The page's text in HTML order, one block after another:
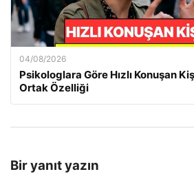
04/08/2026
Psikologlara Göre Hızlı Konuşan
Ortak Özelliği
Bir yanıt yazın